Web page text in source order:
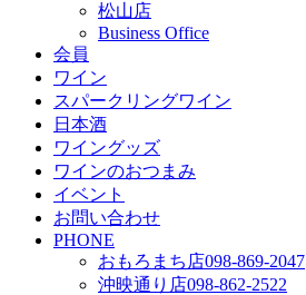
松山店
Business Office
会員
ワイン
スパークリングワイン
日本酒
ワイングッズ
ワインのおつまみ
イベント
お問い合わせ
PHONE
おもろまち店098-869-2047
沖映通り店098-862-2522